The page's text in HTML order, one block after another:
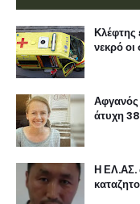
Κλέφτης
νεκρό οι
Αφγανός
άτυχη
Η ΕΛ.ΑΣ.